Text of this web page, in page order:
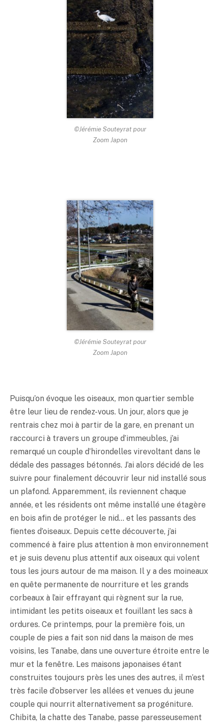
©Jérémie Souteyrat pour
Zoom Japon
©Jérémie Souteyrat pour
Zoom Japon
Puisqu’on évoque les oiseaux, mon quartier semble
être leur lieu de rendez-vous. Un jour, alors que je
rentrais chez moi à partir de la gare, en prenant un
raccourci à travers un groupe d’immeubles, j’ai
remarqué un couple d’hirondelles virevoltant dans le
dédale des passages bétonnés. J’ai alors décidé de les
suivre pour finalement découvrir leur nid installé sous
un plafond. Apparemment, ils reviennent chaque
année, et les résidents ont même installé une étagère
en bois afin de protéger le nid… et les passants des
fientes d’oiseaux. Depuis cette découverte, j’ai
commencé à faire plus attention à mon environnement
et je suis devenu plus attentif aux oiseaux qui volent
tous les jours autour de ma maison. Il y a des moineaux
en quête permanente de nourriture et les grands
corbeaux à l’air effrayant qui règnent sur la rue,
intimidant les petits oiseaux et fouillant les sacs à
ordures. Ce printemps, pour la première fois, un
couple de pies a fait son nid dans la maison de mes
voisins, les Tanabe, dans une ouverture étroite entre le
mur et la fenêtre. Les maisons japonaises étant
construites toujours près les unes des autres, il m’est
très facile d’observer les allées et venues du jeune
couple qui nourrit alternativement sa progéniture.
Chibita, la chatte des Tanabe, passe paresseusement